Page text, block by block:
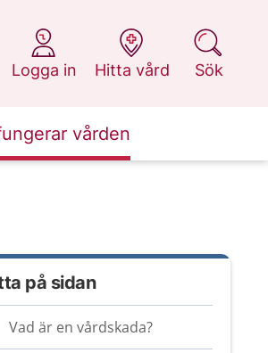
Logga in
på 1177.se
Hitta vård
på 1177.se
Sök
på 1177.se
vården
på sidan
Vad är en vårdskada?